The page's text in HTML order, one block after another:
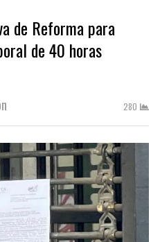
de Reforma para
de 40 horas
280